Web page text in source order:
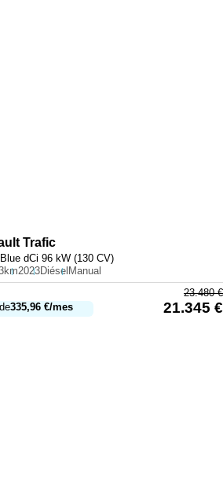
Trafic
Blue dCi 96 kW (130 CV)
2023Diésel Manual
335,96 €/mes
23.480€
21.345 €